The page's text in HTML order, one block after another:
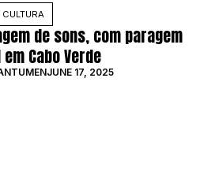
Sobre
SOBRE NÓS
PUBLICIDADE
CULTURA
de sons, com paragem
Cabo Verde
JUNE 17, 2025